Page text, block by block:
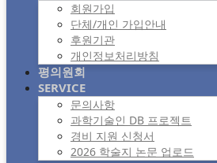
회원가입
단체/개인 가입안내
후원기관
개인정보처리방침
평의원회
SERVICE
문의사항
과학기술인 DB 프로젝트
경비 지원 신청서
2026 학술지 논문 업로드